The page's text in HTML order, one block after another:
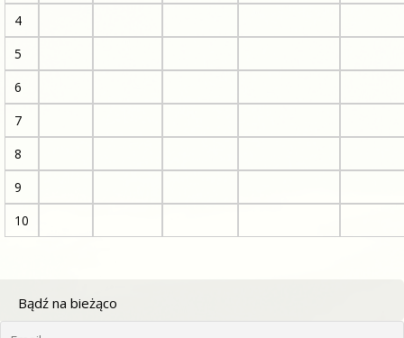
4
5
6
7
8
9
10
Bądź na bieżąco